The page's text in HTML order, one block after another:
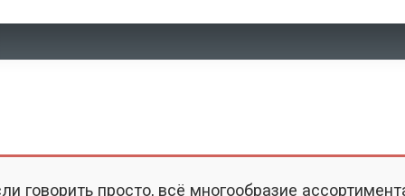
говорить просто, всё многообразие